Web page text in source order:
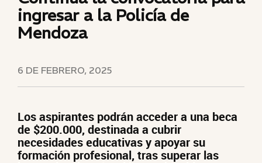
ingresar a la Policía de
Mendoza
6 DE FEBRERO, 2025
Los aspirantes podrán acceder a una beca
de $200.000, destinada a cubrir
necesidades educativas y apoyar su
formación profesional, tras superar las